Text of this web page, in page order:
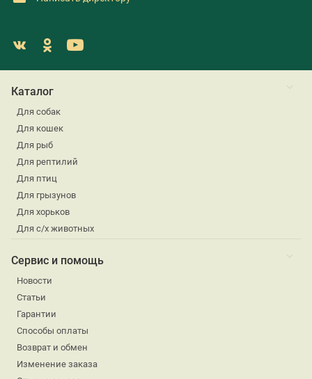
Каталог
Для собак
Для кошек
Для рыб
Для рептилий
Для птиц
Для грызунов
Для хорьков
Для с/х животных
Сервис и помощь
Новости
Статьи
Гарантии
Способы оплаты
Возврат и обмен
Изменение заказа